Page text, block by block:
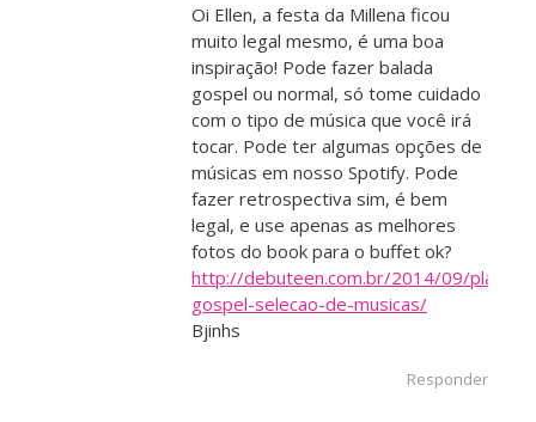
Oi Ellen, a festa da Millena ficou
muito legal mesmo, é uma boa
inspiração! Pode fazer balada
gospel ou normal, só tome cuidado
com o tipo de música que você irá
tocar. Pode ter algumas opções de
músicas em nosso Spotify. Pode
fazer retrospectiva sim, é bem
legal, e use apenas as melhores
fotos do book para o buffet ok?
http://debuteen.com.br/2014/09/playlist-
gospel-selecao-de-musicas/
Bjinhs
Responder